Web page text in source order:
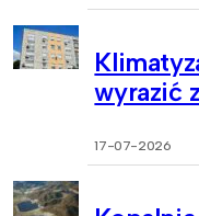
wyrazić
17-07-2026